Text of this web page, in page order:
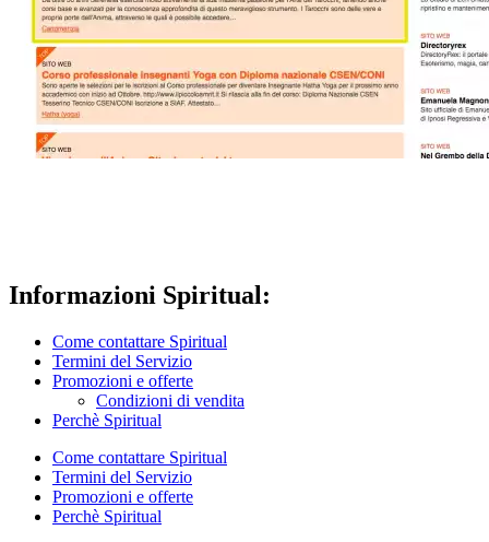
Informazioni Spiritual:
Come contattare Spiritual
Termini del Servizio
Promozioni e offerte
Condizioni di vendita
Perchè Spiritual
Come contattare Spiritual
Termini del Servizio
Promozioni e offerte
Perchè Spiritual